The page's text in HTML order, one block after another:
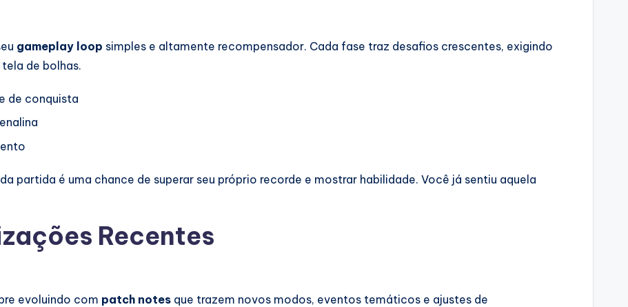
gameplay loop simples e altamente recompensador. Cada fase traz desafios crescentes, exigindo
de bolhas.
de conquista
partida é uma chance de superar seu próprio recorde e mostrar habilidade. Você já sentiu aquela
Recentes
evoluindo com patch notes que trazem novos modos, eventos temáticos e ajustes de